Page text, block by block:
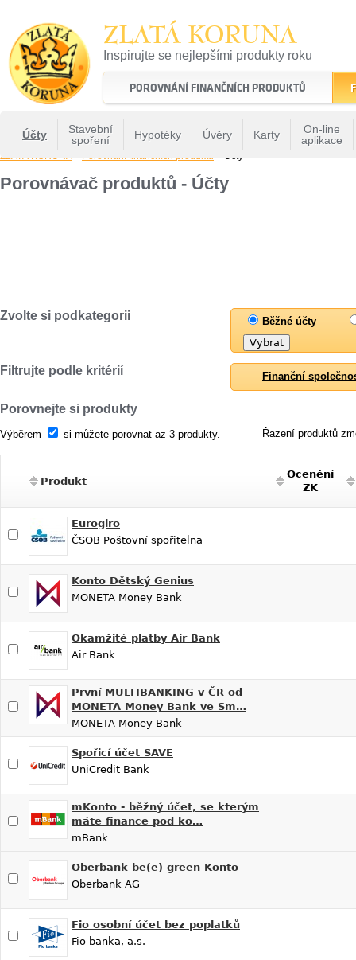
ZLATÁ KORUNA
Inspirujte se nejlepšími produkty roku
22 let tradice a kvality na finančním trhu
POROVNÁNÍ FINANČNÍCH PRODUKTŮ
Účty
Stavební
spoření
Hypotéky Úvěry Karty
On-line
aplikace
ZLATÁ KORUNA» Porovnání finančních produktů » Účty
Porovnávač produktů - Účty
Zvolte si podkategorii Běžné účty
Filtrujte podle kritérií Finanční
Porovnejte si produkty
Řazení produktů
Výběrem si můžete porovnat az 3 produkty.
Produkt
Ocenění
ZK
Eurogiro
ČSOB Poštovní spořitelna
Konto Dětský Genius
MONETA Money Bank
Okamžité platby Air Bank
Air Bank
První MULTIBANKING v ČR od
MONETA Money Bank ve Sm…
MONETA Money Bank
Spořicí účet SAVE
UniCredit Bank
mKonto - běžný účet, se kterým
máte finance pod ko…
mBank
Oberbank be(e) green Konto
Oberbank AG
Fio osobní účet bez poplatků
Fio banka, a.s.